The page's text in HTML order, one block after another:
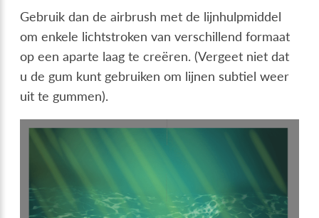
Gebruik dan de airbrush met de lijnhulpmiddel
om enkele lichtstroken van verschillend formaat
op een aparte laag te creëren. (Vergeet niet dat
u de gum kunt gebruiken om lijnen subtiel weer
uit te gummen).